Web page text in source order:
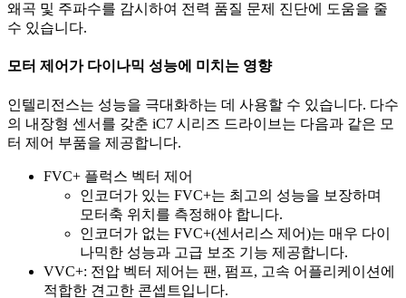
왜곡 및 주파수를 감시하여 전력 품질 문제 진단에 도움을 줄
수 있습니다.
모터 제어가 다이나믹 성능에 미치는 영향
인텔리전스는 성능을 극대화하는 데 사용할 수 있습니다. 다수
의 내장형 센서를 갖춘 iC7 시리즈 드라이브는 다음과 같은 모
터 제어 부품을 제공합니다.
FVC+ 플럭스 벡터 제어
인코더가 있는 FVC+는 최고의 성능을 보장하며
모터축 위치를 측정해야 합니다.
인코더가 없는 FVC+(센서리스 제어)는 매우 다이
나믹한 성능과 고급 보조 기능 제공합니다.
VVC+: 전압 벡터 제어는 팬, 펌프, 고속 어플리케이션에
적합한 견고한 콘셉트입니다.